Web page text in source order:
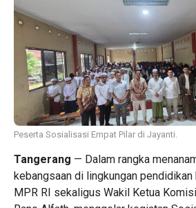
Peserta Sosialisasi Empat Pilar di Jayanti.
Tangerang — Dalam rangka
kebangsaan di lingkungan pendidikan
MPR RI sekaligus Wakil Ketua